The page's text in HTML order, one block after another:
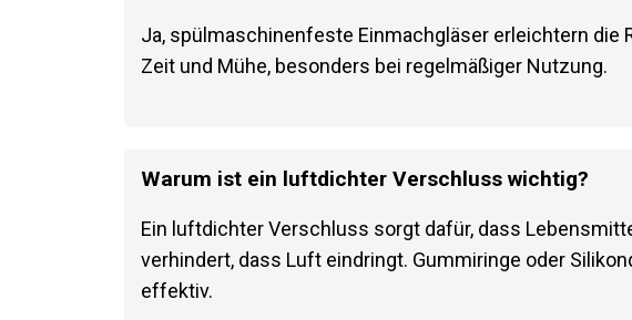
Ja, spülmaschinenfeste Einmachgläser erleichtern die
Zeit und Mühe, besonders bei regelmäßiger Nutzung.
Warum ist ein luftdichter Verschluss wichtig?
Ein luftdichter Verschluss sorgt dafür, dass
verhindert, dass Luft eindringt. Gummiringe oder
effektiv.